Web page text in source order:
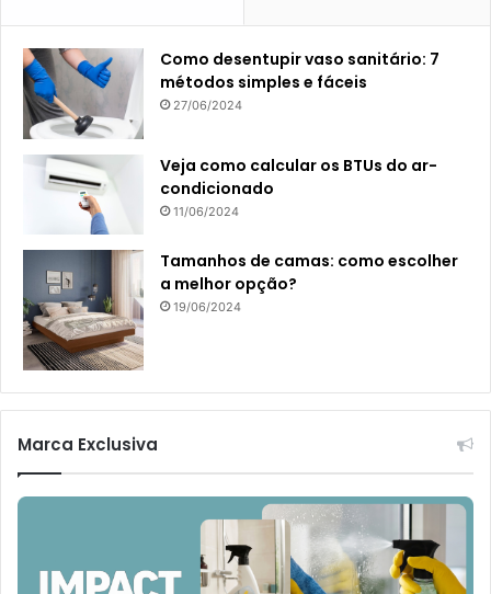
Como desentupir vaso sanitário: 7
métodos simples e fáceis
27/06/2024
Veja como calcular os BTUs do ar-
condicionado
11/06/2024
Tamanhos de camas: como escolher
a melhor opção?
19/06/2024
Marca Exclusiva